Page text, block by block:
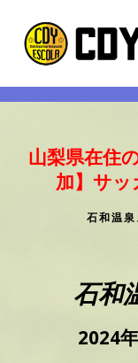
山梨県在住
加】サッ
石和温
石和
2024